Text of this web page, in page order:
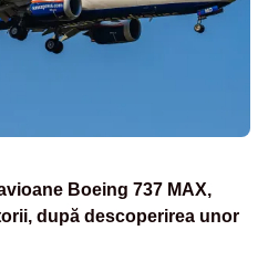
Boeing 737 MAX,
după descoperirea unor